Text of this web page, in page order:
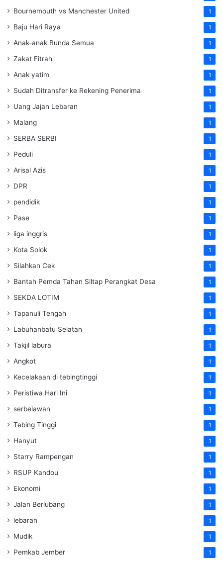
Bournemouth vs Manchester United 1
Baju Hari Raya 1
Anak-anak Bunda Semua 1
Zakat Fitrah 1
Anak yatim 1
Sudah Ditransfer ke Rekening Penerima 1
Uang Jajan Lebaran 1
Malang 1
SERBA SERBI 1
Peduli 1
Arisal Azis 1
DPR 1
pendidik 1
Pase 1
liga inggris 1
Kota Solok 1
Silahkan Cek 1
Bantah Pemda Tahan Siltap Perangkat Desa 1
SEKDA LOTIM 1
Tapanuli Tengah 1
Labuhanbatu Selatan 1
Takjil labura 1
Angkot 1
Kecelakaan di tebingtinggi 1
Peristiwa Hari Ini 1
serbelawan 1
Tebing Tinggi 1
Hanyut 1
Starry Rampengan 1
RSUP Kandou 1
Ekonomi 1
Jalan Berlubang 1
lebaran 1
Mudik 1
Pemkab Jember 1